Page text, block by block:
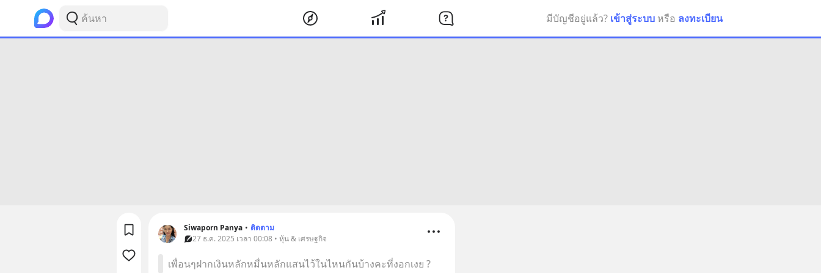
มีบัญชีอยู่แล้ว? เข้าสู่ระบบ หรือ ลงทะเบียน
Siwaporn Panya • ติดตาม
27 ธ.ค. 2025 เวลา 00:08 • หุ้น & เศรษฐกิจ
เพื่อนๆฝากเงินหลักหมื่นหลักแสนไว้ในไหนกันบ้างคะที่งอกเงย ?